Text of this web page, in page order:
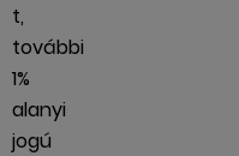
t,
további
1%
alanyi
jogú